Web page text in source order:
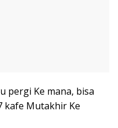
pergi Ke mana, bisa
kafe Mutakhir Ke